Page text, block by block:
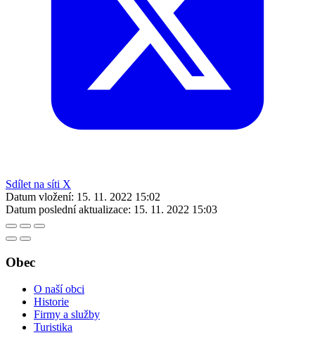
Sdílet na síti X
Datum vložení: 15. 11. 2022 15:02
Datum poslední aktualizace: 15. 11. 2022 15:03
Obec
O naší obci
Historie
Firmy a služby
Turistika